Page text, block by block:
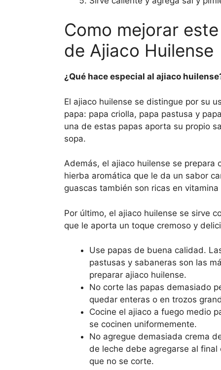
Como mejorar
de Ajiaco Huilense
¿Qué hace especial al ajiaco
El ajiaco huilense se distingue por su
papa: papa criolla, papa pastusa y
una de estas papas aporta su propio
sopa.
Además, el ajiaco huilense se prepara
hierba aromática que le da un sabor
guascas también son ricas en vitamina
Por último, el ajiaco huilense se sirve
que le aporta un toque cremoso y
Use papas de buena calidad.
pastusas y sabaneras son las
preparar ajiaco huilense.
No corte las papas demasiado
quedar enteras o en trozos
Cocine el ajiaco a fuego medio
se cocinen uniformemente.
No agregue demasiada crema
de leche debe agregarse al final
que no se corte.